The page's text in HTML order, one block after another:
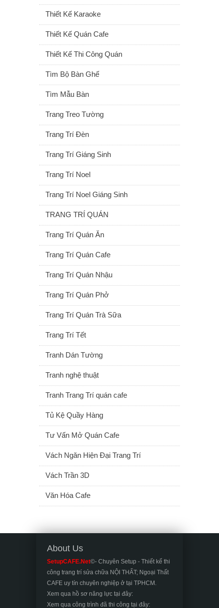
Thiết Kế Karaoke
Thiết Kế Quán Cafe
Thiết Kế Thi Công Quán
Tìm Bộ Bàn Ghế
Tìm Mẫu Bàn
Trang Treo Tường
Trang Trí Đèn
Trang Trí Giáng Sinh
Trang Trí Noel
Trang Trí Noel Giáng Sinh
TRANG TRÍ QUÁN
Trang Trí Quán Ăn
Trang Trí Quán Cafe
Trang Trí Quán Nhậu
Trang Trí Quán Phở
Trang Trí Quán Trà Sữa
Trang Trí Tết
Tranh Dán Tường
Tranh nghệ thuật
Tranh Trang Trí quán cafe
Tủ Kệ Quầy Hàng
Tư Vấn Mở Quán Cafe
Vách Ngăn Hiện Đại Trang Trí
Vách Trần 3D
Văn Hóa Cafe
About Us
SetupCAFE.Net©- Chuyên Setup - Thiết kế thi
công trang trí sửa chữa NỘI THẤT; Ngoại Thất
CAFE uy tín chuyên nghiệp ở tại TPHCM.
Xem qua hồ sơ năng lực tại đây:
Xem qua công trình đã thi công tại đây: